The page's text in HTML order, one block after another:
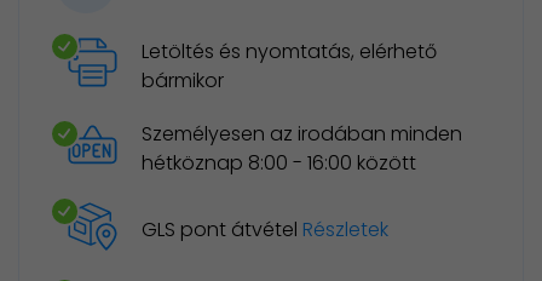
Letöltés és nyomtatás, elérhető
bármikor
Személyesen az irodában minden
hétköznap 8:00 - 16:00 között
GLS pont átvétel Részletek